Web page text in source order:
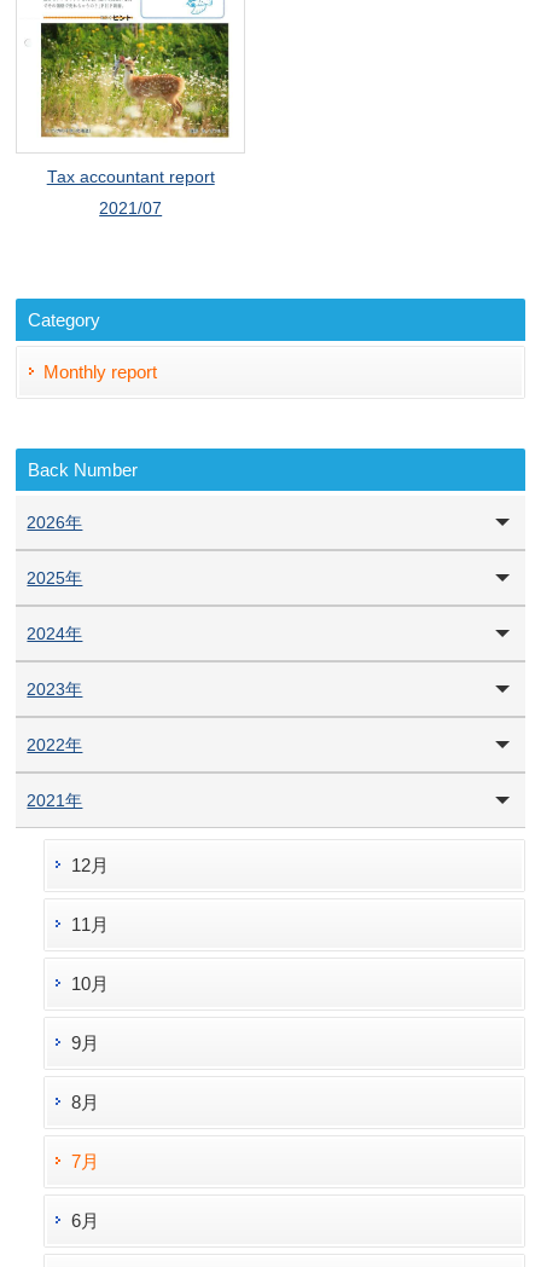
Tax accountant report
2021/07
Category
Monthly report
Back Number
2026年
2025年
2024年
2023年
2022年
2021年
12月
11月
10月
9月
8月
7月
6月